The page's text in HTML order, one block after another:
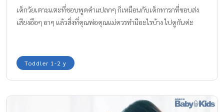
เด็กวัยเตาะแตะที่ชอบพูดคำแปลกๆ ก็เหมือนกับเด็กทารกที่ชอบส่ง
เสียงอือๆ อาๆ แล้วสิ่งที่คุณพ่อคุณแม่ควรทำมีอะไรบ้าง ไปดูกันค่ะ
Toddler 1-2 y